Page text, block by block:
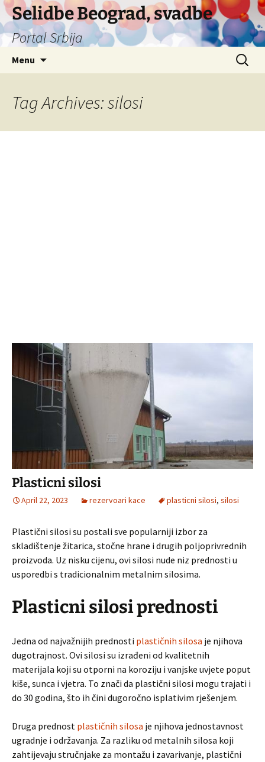
Selidbe Beograd, svadbe
Portal Srbija
Menu
Search
for:
Tag Archives: silosi
Plasticni silosi
April 22, 2023 rezervoari kace plasticni silosi, silosi
Plastični silosi su postali sve popularniji izbor za
skladištenje žitarica, stočne hrane i drugih poljoprivrednih
proizvoda. Uz nisku cijenu, ovi silosi nude niz prednosti u
usporedbi s tradicionalnim metalnim silosima.
Plasticni silosi prednosti
Jedna od najvažnijih prednosti plastičnih silosa je njihova
dugotrajnost. Ovi silosi su izrađeni od kvalitetnih
materijala koji su otporni na koroziju i vanjske uvjete poput
kiše, sunca i vjetra. To znači da plastični silosi mogu trajati i
do 30 godina, što ih čini dugoročno isplativim rješenjem.
Druga prednost plastičnih silosa je njihova jednostavnost
ugradnje i održavanja. Za razliku od metalnih silosa koji
zahtijevaju stručnjake za montažu i zavarivanje, plastični